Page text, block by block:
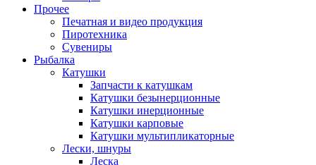
Прочее
Печатная и видео продукция
Пиротехника
Сувениры
Рыбалка
Катушки
Запчасти к катушкам
Катушки безынерционные
Катушки инерционные
Катушки карповые
Катушки мультипликаторные
Лески, шнуры
Леска